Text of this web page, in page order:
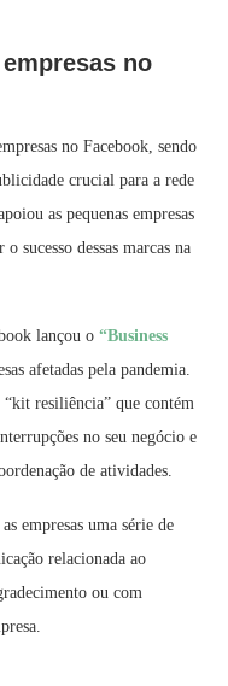
no
no Facebook, sendo
crucial para a rede
as pequenas empresas
sucesso dessas marcas na
lançou o “Business
afetadas pela pandemia.
resiliência” que contém
no seu negócio e
de atividades.
empresas uma série de
relacionada ao
ou com